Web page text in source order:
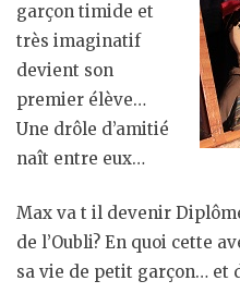
garçon timide et
très imaginatif
devient son
premier élève…
Une drôle d’amitié
naît entre eux…
Max va t il devenir
de l’Oubli? En quoi cette
sa vie de petit garçon… et